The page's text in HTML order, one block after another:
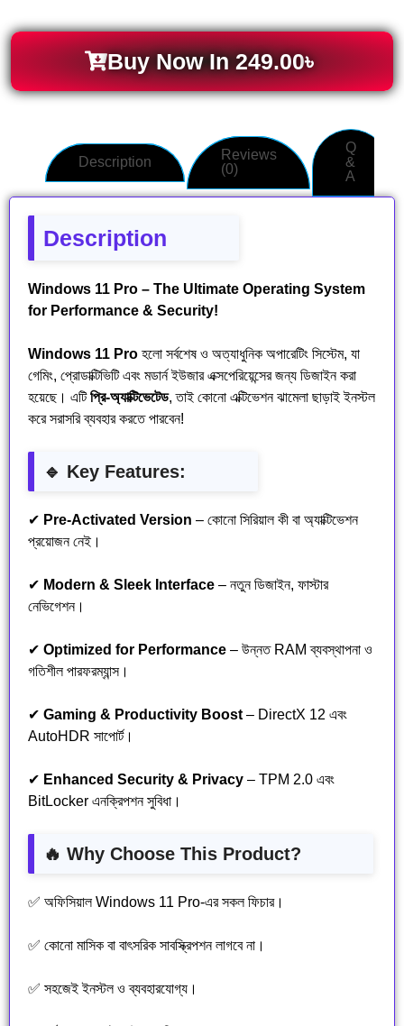
Buy Now In249.00৳
Description
Reviews
(0)
Q
&
A
Description
Windows 11 Pro – The Ultimate Operating System
for Performance & Security!
Windows 11 Pro হলো সর্বশেষ ও অত্যাধুনিক অপারেটিং সিস্টেম, যা
গেমিং, প্রোডাক্টিভিটি এবং মডার্ন ইউজার এক্সপেরিয়েন্সের জন্য ডিজাইন করা
হয়েছে। এটিপ্রি-অ্যাক্টিভেটেড, তাই কোনো এক্টিভেশন ঝামেলা ছাড়াই ইনস্টল
করে সরাসরি ব্যবহার করতে পারবেন!
🔹 Key Features:
✔ Pre-Activated Version – কোনো সিরিয়াল কী বা অ্যাক্টিভেশন
প্রয়োজন নেই।
✔ Modern & Sleek Interface – নতুন ডিজাইন, ফাস্টার
নেভিগেশন।
✔ Optimized for Performance – উন্নত RAM ব্যবস্থাপনা ও
গতিশীল পারফরম্যান্স।
✔ Gaming & Productivity Boost – DirectX 12 এবং
AutoHDR সাপোর্ট।
✔ Enhanced Security & Privacy – TPM 2.0 এবং
BitLocker এনক্রিপশন সুবিধা।
🔥 Why Choose This Product?
✅ অফিসিয়াল Windows 11 Pro-এর সকল ফিচার।
✅ কোনো মাসিক বা বাৎসরিক সাবস্ক্রিপশন লাগবে না।
✅ সহজেই ইনস্টল ও ব্যবহারযোগ্য।